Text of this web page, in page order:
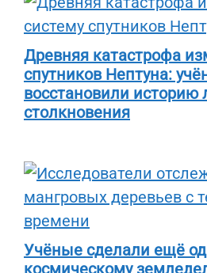
Древняя катастрофа
спутников Нептуна:
восстановили историю
столкновения
Учёные сделали ещё
космическому